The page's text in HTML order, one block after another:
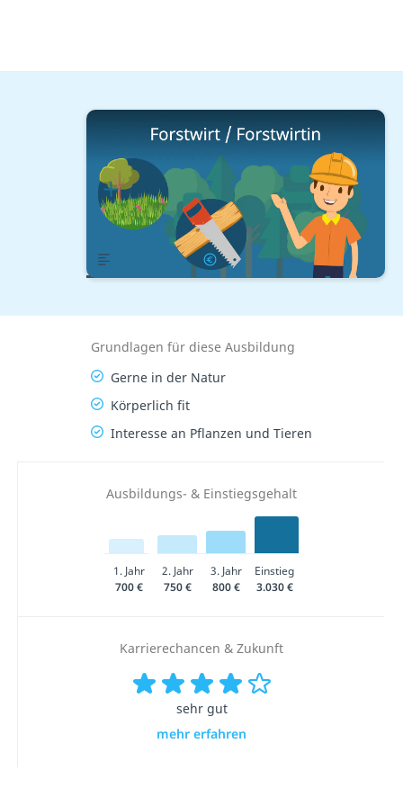
Natur & Tiere
Forstwirt / Forstwirtin
Lernplan
Übersicht Gehalt
Grundlagen für diese Ausbildung
Gerne in der Natur
Körperlich fit
Interesse an Pflanzen und Tieren
Ausbildungs- & Einstiegsgehalt
1. Jahr 2. Jahr 3. Jahr
Einstieg
700 €
750 € 800 € 3.030 €
Karrierechancen & Zukunft
sehr gut
mehr erfahren